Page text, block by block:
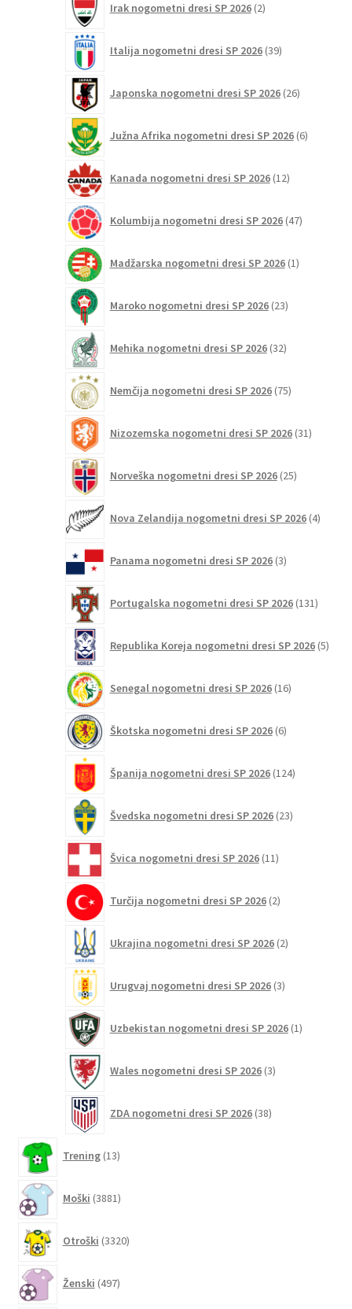
Irak nogometni dresi SP 2026 2izdelka
Italija nogometni dresi SP 2026 39izdelkov
Japonska nogometni dresi SP 2026 26izdelkov
Južna Afrika nogometni dresi SP 2026 6izdelkov
Kanada nogometni dresi SP 2026 12izdelkov
Kolumbija nogometni dresi SP 2026 47izdelkov
Madžarska nogometni dresi SP 2026 1izdelek
Maroko nogometni dresi SP 2026 23izdelkov
Mehika nogometni dresi SP 2026 32izdelkov
Nemčija nogometni dresi SP 2026 75izdelkov
Nizozemska nogometni dresi SP 2026 31izdelkov
Norveška nogometni dresi SP 2026 25izdelkov
Nova Zelandija nogometni dresi SP 2026 4izdelki
Panama nogometni dresi SP 2026 3izdelki
Portugalska nogometni dresi SP 2026 131
Republika Koreja nogometni dresi SP 2026 5
Senegal nogometni dresi SP 2026 16izdelkov
Škotska nogometni dresi SP 2026 6izdelkov
Španija nogometni dresi SP 2026 124izdelkov
Švedska nogometni dresi SP 2026 23izdelkov
Švica nogometni dresi SP 2026 11izdelkov
Turčija nogometni dresi SP 2026 2izdelka
Ukrajina nogometni dresi SP 2026 2izdelka
Urugvaj nogometni dresi SP 2026 3izdelki
Uzbekistan nogometni dresi SP 2026 1izdelek
Wales nogometni dresi SP 2026 3izdelki
ZDA nogometni dresi SP 2026 38izdelkov
Trening 13izdelkov
Moški 3881izdelkov
Otroški 3320izdelkov
Ženski 497izdelkov